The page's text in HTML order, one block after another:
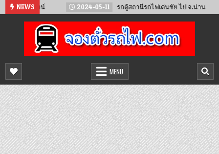
Skip NEWS
จันทน์ 2024-05-11 รถตู้สถานีรถไฟเด่นชัย ไป จ.น่าน
จองตั๋วรถไฟออนไลน์
จำหน่ายตั๋วรถไฟล่วงหน้า จองได้ 24 ชั่วโมง
MENU